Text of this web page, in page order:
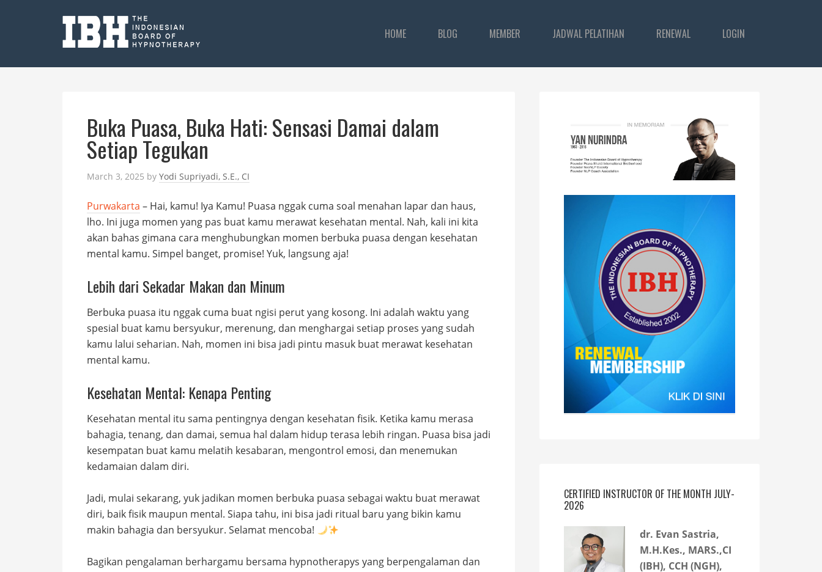
HOME BLOG MEMBER JADWAL PELATIHAN RENEWAL LOGIN
Buka Puasa, Buka Hati: Sensasi Damai dalam
Setiap Tegukan
March 3, 2025 by Yodi Supriyadi, S.E., CI
Purwakarta – Hai, kamu! Iya Kamu! Puasa nggak cuma soal menahan lapar dan haus,
lho. Ini juga momen yang pas buat kamu merawat kesehatan mental. Nah, kali ini kita
akan bahas gimana cara menghubungkan momen berbuka puasa dengan kesehatan
mental kamu. Simpel banget, promise! Yuk, langsung aja!
Lebih dari Sekadar Makan dan Minum
Berbuka puasa itu nggak cuma buat ngisi perut yang kosong. Ini adalah waktu yang
spesial buat kamu bersyukur, merenung, dan menghargai setiap proses yang sudah
kamu lalui seharian. Nah, momen ini bisa jadi pintu masuk buat merawat kesehatan
mental kamu.
Kesehatan Mental: Kenapa Penting
Kesehatan mental itu sama pentingnya dengan kesehatan fisik. Ketika kamu merasa
bahagia, tenang, dan damai, semua hal dalam hidup terasa lebih ringan. Puasa bisa jadi
kesempatan buat kamu melatih kesabaran, mengontrol emosi, dan menemukan
kedamaian dalam diri.
Jadi, mulai sekarang, yuk jadikan momen berbuka puasa sebagai waktu buat merawat
diri, baik fisik maupun mental. Siapa tahu, ini bisa jadi ritual baru yang bikin kamu
makin bahagia dan bersyukur. Selamat mencoba!
Bagikan pengalaman berhargamu bersama hypnotherapys yang berpengalaman dan
CERTIFIED INSTRUCTOR OF THE MONTH JULY-
2026
dr. Evan Sastria,
M.H.Kes., MARS.,CI
(IBH), CCH (NGH),